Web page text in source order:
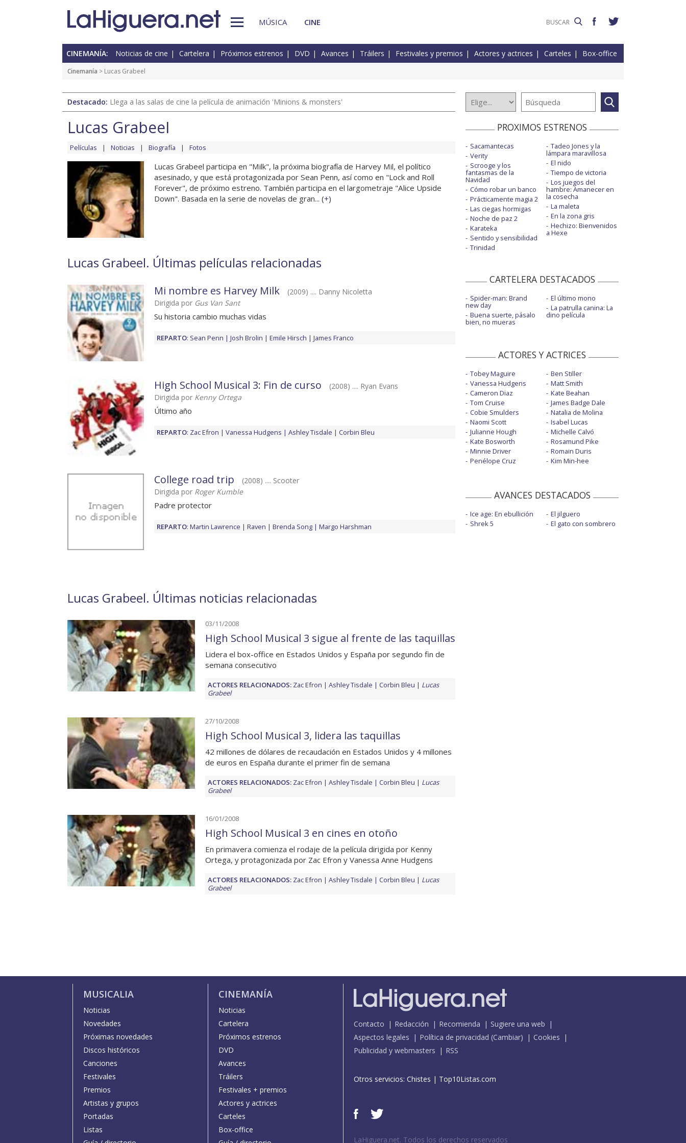
MÚSICA CINE
CINEMANÍA: Noticias de cine Cartelera Próximos estrenos DVD Avances Tráilers Festivales y premios Actores y actrices Carteles Box-office
Cinemanía > Lucas Grabeel
Destacado: Llega a las salas de cine la película de animación 'Minions & monsters'
Lucas Grabeel
Películas Noticias Biografía Fotos
Lucas Grabeel participa en "Milk", la próxima biografía de Harvey Mil, el político
asesinado, y que está protagonizada por Sean Penn, así como en "Lock and Roll
Forever", de próximo estreno. También participa en el largometraje "Alice Upside
Down". Basada en la serie de novelas de gran... (+)
Lucas Grabeel. Últimas películas relacionadas
Mi nombre es Harvey Milk
(2009) .... Danny Nicoletta
Dirigida por Gus Van Sant
Su historia cambio muchas vidas
REPARTO: Sean Penn Josh Brolin Emile Hirsch James Franco
High School Musical 3: Fin de curso
(2008) .... Ryan Evans
Dirigida por Kenny Ortega
Último año
REPARTO: Zac Efron Vanessa Hudgens Ashley Tisdale Corbin Bleu
College road trip
(2008) .... Scooter
Dirigida por Roger Kumble
Padre protector
REPARTO: Martin Lawrence Raven Brenda Song Margo Harshman
Lucas Grabeel. Últimas noticias relacionadas
03/11/2008
High School Musical 3 sigue al frente de las taquillas
Lidera el box-office en Estados Unidos y España por segundo fin de
semana consecutivo
ACTORES RELACIONADOS: Zac Efron Ashley Tisdale Corbin Bleu
Lucas
Grabeel
27/10/2008
High School Musical 3, lidera las taquillas
42 millones de dólares de recaudación en Estados Unidos y 4 millones
de euros en España durante el primer fin de semana
ACTORES RELACIONADOS: Zac Efron Ashley Tisdale Corbin Bleu
Lucas
Grabeel
16/01/2008
High School Musical 3 en cines en otoño
En primavera comienza el rodaje de la película dirigida por Kenny
Ortega, y protagonizada por Zac Efron y Vanessa Anne Hudgens
ACTORES RELACIONADOS: Zac Efron Ashley Tisdale Corbin Bleu
Lucas
Grabeel
PROXIMOS ESTRENOS
Sacamantecas
Verity
Scrooge y los
fantasmas de la
Navidad
Cómo robar un banco
Prácticamente magia 2
Las ciegas hormigas
Noche de paz 2
Karateka
Sentido y sensibilidad
Trinidad
Tadeo Jones y la
lámpara maravillosa
El nido
Tiempo de victoria
Los juegos del
hambre: Amanecer en
la cosecha
La maleta
En la zona gris
Hechizo: Bienvenidos
a Hexe
CARTELERA DESTACADOS
Spider-man: Brand
new day
Buena suerte, pásalo
bien, no mueras
El último mono
La patrulla canina: La
dino película
ACTORES Y ACTRICES
Tobey Maguire
Vanessa Hudgens
Cameron Diaz
Tom Cruise
Cobie Smulders
Naomi Scott
Julianne Hough
Kate Bosworth
Minnie Driver
Penélope Cruz
Ben Stiller
Matt Smith
Kate Beahan
James Badge Dale
Natalia de Molina
Isabel Lucas
Michelle Calvó
Rosamund Pike
Romain Duris
Kim Min-hee
AVANCES DESTACADOS
Ice age: En ebullición
Shrek 5
El jilguero
El gato con sombrero
MUSICALIA
Noticias
Novedades
Próximas novedades
Discos históricos
Canciones
Festivales
Premios
Artistas y grupos
Portadas
Listas
CINEMANÍA
Noticias
Cartelera
Próximos estrenos
DVD
Avances
Tráilers
Festivales + premios
Actores y actrices
Carteles
Box-office
Contacto Redacción Recomienda
Sugiere una web
Aspectos legales
Política de privacidad (Cambiar)
Cookies
Publicidad y webmasters
RSS
Otros servicios: Chistes | Top10Listas.com
LaHiguera.net. Todos los derechos reservados